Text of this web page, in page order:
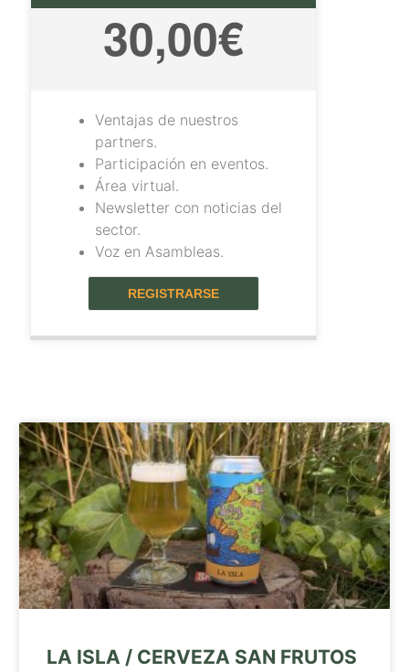
30,00€
Ventajas de nuestros
partners.
Participación en eventos.
Área virtual.
Newsletter con noticias del
sector.
Voz en Asambleas.
REGISTRARSE
LA ISLA / CERVEZA SAN FRUTOS